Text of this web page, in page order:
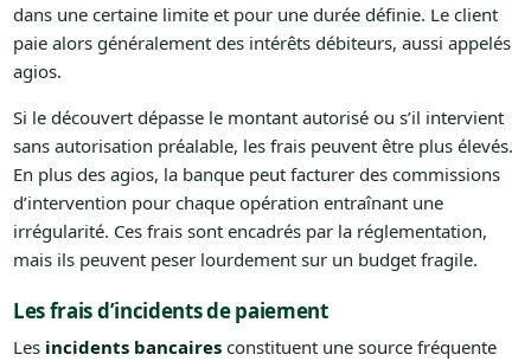
dans une certaine limite et pour une durée définie. Le client
paie alors généralement des intérêts débiteurs, aussi appelés
agios.
Si le découvert dépasse le montant autorisé ou s’il intervient
sans autorisation préalable, les frais peuvent être plus élevés.
En plus des agios, la banque peut facturer des commissions
d’intervention pour chaque opération entraînant une
irrégularité. Ces frais sont encadrés par la réglementation,
mais ils peuvent peser lourdement sur un budget fragile.
Les frais d’incidents de paiement
Les incidents bancairesconstituent une source fréquente